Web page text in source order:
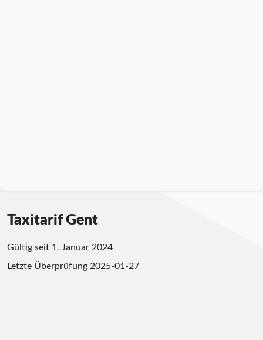
Taxitarif Gent
Gültig seit 1. Januar 2024
Letzte Überprüfung 2025-01-27